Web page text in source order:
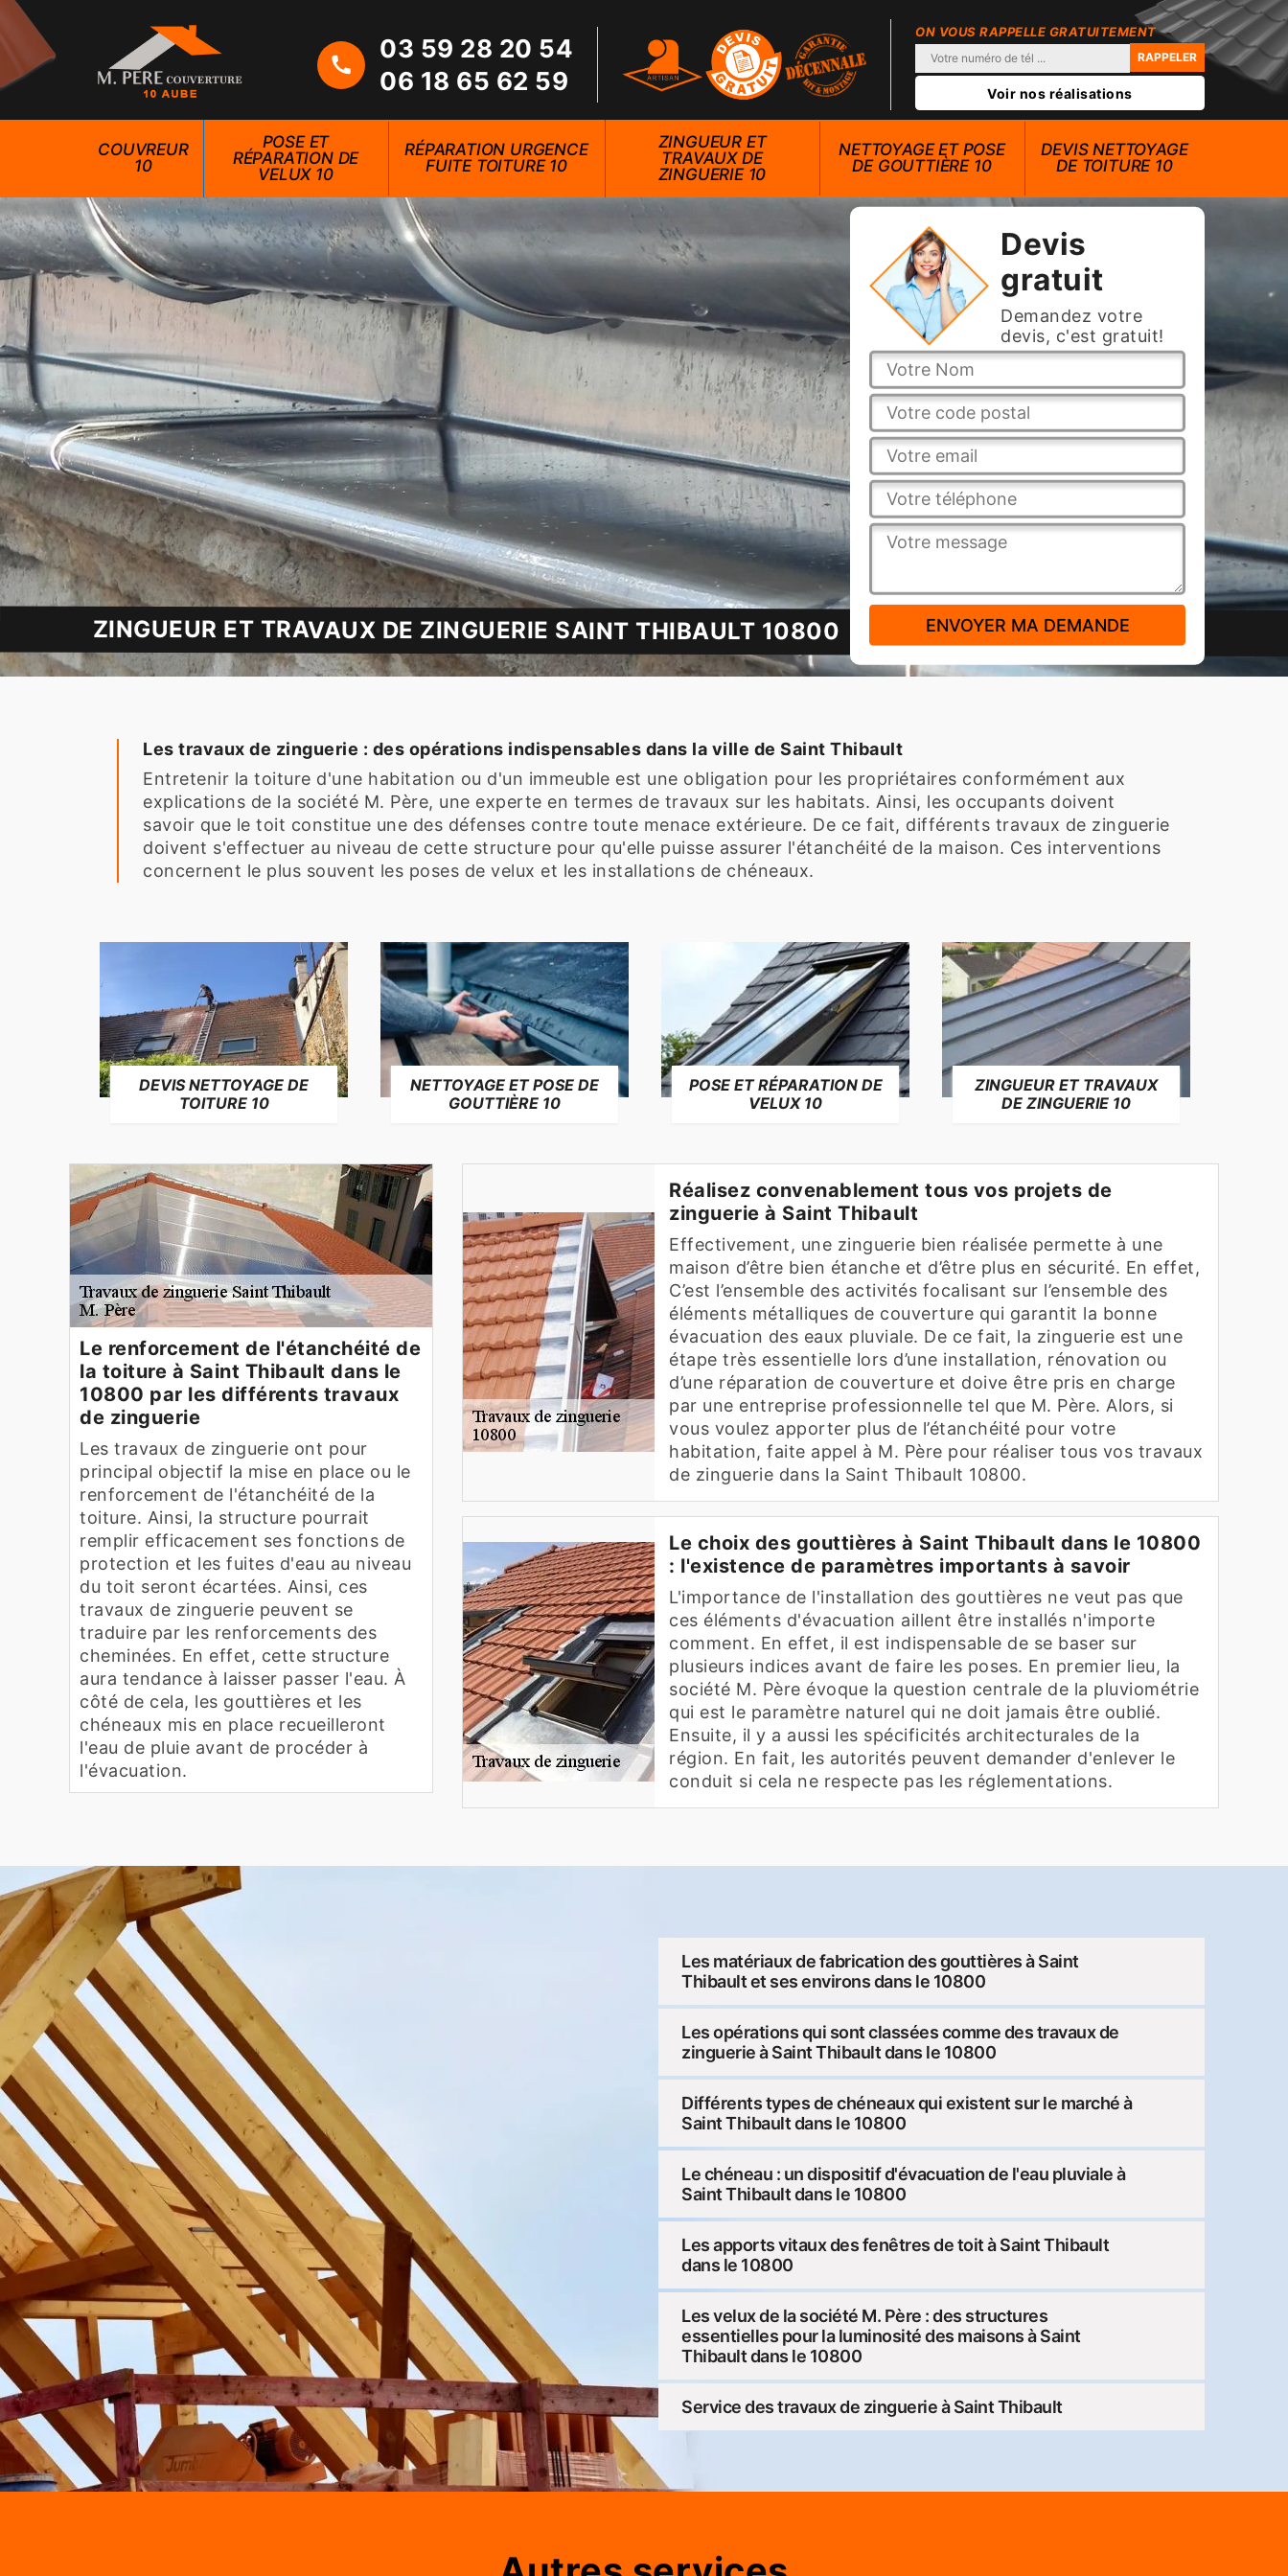
03 59 28 20 54
06 18 65 62 59
ON VOUS RAPPELLE GRATUITEMENT
Voir nos réalisations
COUVREUR
10
POSE ET
RÉPARATION DE
VELUX 10
RÉPARATION URGENCE
FUITE TOITURE 10
ZINGUEUR ET
TRAVAUX DE
ZINGUERIE 10
NETTOYAGE ET POSE
DE GOUTTIÈRE 10
DEVIS NETTOYAGE
DE TOITURE 10
Devis
gratuit
Demandez votre
devis, c'est gratuit!
ZINGUEUR ET TRAVAUX DE ZINGUERIE SAINT THIBAULT 10800
Les travaux de zinguerie : des opérations indispensables dans la ville de Saint Thibault
Entretenir la toiture d'une habitation ou d'un immeuble est une obligation pour les propriétaires conformément aux
explications de la société M. Père, une experte en termes de travaux sur les habitats. Ainsi, les occupants doivent
savoir que le toit constitue une des défenses contre toute menace extérieure. De ce fait, différents travaux de zinguerie
doivent s'effectuer au niveau de cette structure pour qu'elle puisse assurer l'étanchéité de la maison. Ces interventions
concernent le plus souvent les poses de velux et les installations de chéneaux.
DEVIS NETTOYAGE DE
TOITURE 10
NETTOYAGE ET POSE DE
GOUTTIÈRE 10
POSE ET RÉPARATION DE
VELUX 10
ZINGUEUR ET TRAVAUX
DE ZINGUERIE 10
Le renforcement de l'étanchéité de
la toiture à Saint Thibault dans le
10800 par les différents travaux
de zinguerie
Les travaux de zinguerie ont pour
principal objectif la mise en place ou le
renforcement de l'étanchéité de la
toiture. Ainsi, la structure pourrait
remplir efficacement ses fonctions de
protection et les fuites d'eau au niveau
du toit seront écartées. Ainsi, ces
travaux de zinguerie peuvent se
traduire par les renforcements des
cheminées. En effet, cette structure
aura tendance à laisser passer l'eau. À
côté de cela, les gouttières et les
chéneaux mis en place recueilleront
l'eau de pluie avant de procéder à
l'évacuation.
Réalisez convenablement tous vos projets de
zinguerie à Saint Thibault
Effectivement, une zinguerie bien réalisée permette à une
maison d’être bien étanche et d’être plus en sécurité. En effet,
C’est l’ensemble des activités focalisant sur l’ensemble des
éléments métalliques de couverture qui garantit la bonne
évacuation des eaux pluviale. De ce fait, la zinguerie est une
étape très essentielle lors d’une installation, rénovation ou
d’une réparation de couverture et doive être pris en charge
par une entreprise professionnelle tel que M. Père. Alors, si
vous voulez apporter plus de l’étanchéité pour votre
habitation, faite appel à M. Père pour réaliser tous vos travaux
de zinguerie dans la Saint Thibault 10800.
Le choix des gouttières à Saint Thibault dans le 10800
: l'existence de paramètres importants à savoir
L'importance de l'installation des gouttières ne veut pas que
ces éléments d'évacuation aillent être installés n'importe
comment. En effet, il est indispensable de se baser sur
plusieurs indices avant de faire les poses. En premier lieu, la
société M. Père évoque la question centrale de la pluviométrie
qui est le paramètre naturel qui ne doit jamais être oublié.
Ensuite, il y a aussi les spécificités architecturales de la
région. En fait, les autorités peuvent demander d'enlever le
conduit si cela ne respecte pas les réglementations.
Les matériaux de fabrication des gouttières à Saint
Thibault et ses environs dans le 10800
Les opérations qui sont classées comme des travaux de
zinguerie à Saint Thibault dans le 10800
Différents types de chéneaux qui existent sur le marché à
Saint Thibault dans le 10800
Le chéneau : un dispositif d'évacuation de l'eau pluviale à
Saint Thibault dans le 10800
Les apports vitaux des fenêtres de toit à Saint Thibault
dans le 10800
Les velux de la société M. Père : des structures
essentielles pour la luminosité des maisons à Saint
Thibault dans le 10800
Service des travaux de zinguerie à Saint Thibault